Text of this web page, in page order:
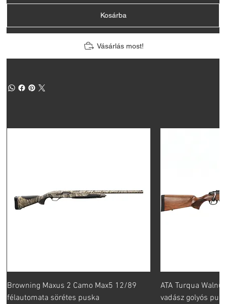
Kosárba
Vásárlás most!
Browning Maxus 2 Camo Max5 12/89
félautomata sörétes puska
ATA Turqua
vadász golyós